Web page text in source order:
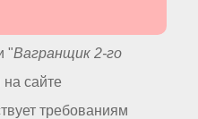
"Вагранщик 2-го
сайте
требованиям